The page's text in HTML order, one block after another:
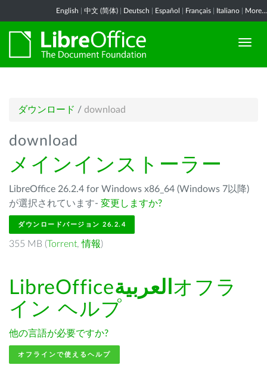
English 中文 (简体) Deutsch Español Français Italiano More...
ダウンロード / download
download
メインインストーラー
LibreOffice 26.2.4 for Windows x86_64 (Windows 7以降)
が選択されています- 変更しますか?
ダウンロードバージョン 26.2.4
355 MB (Torrent,情報)
LibreOfficeالعربية オフラ
イン ヘルプ
他の言語が必要ですか?
オフラインで使えるヘルプ